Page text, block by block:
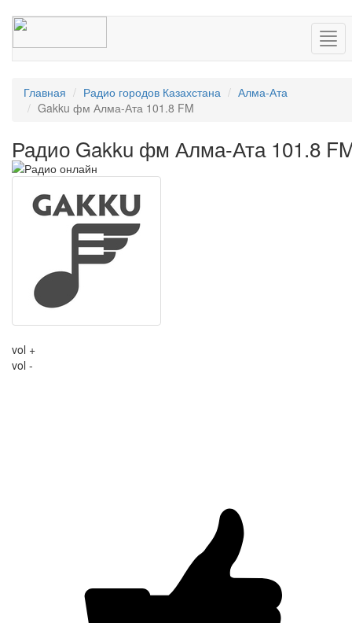
Главная Радио городов Казахстана
Алма-Ата
Gakku фм Алма-Ата 101.8 FM
Радио Gakku фм Алма-Ата 101.8
vol +
vol -